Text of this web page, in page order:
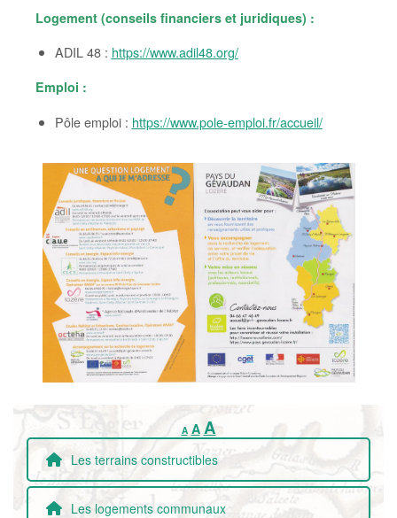
Logement (conseils financiers et juridiques) :
ADIL 48 : https://www.adil48.org/
Emploi :
Pôle emploi : https://www.pole-emploi.fr/accueil/
A
Decrease
font
size.
A Reset
font
size.
AIncrease
font
size.
Les terrains constructibles
Les logements communaux